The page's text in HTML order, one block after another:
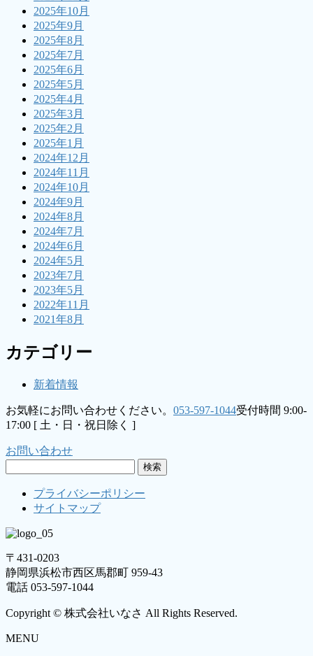
2025年10月
2025年9月
2025年8月
2025年7月
2025年6月
2025年5月
2025年4月
2025年3月
2025年2月
2025年1月
2024年12月
2024年11月
2024年10月
2024年9月
2024年8月
2024年7月
2024年6月
2024年5月
2023年7月
2023年5月
2022年11月
2021年8月
カテゴリー
新着情報
お気軽にお問い合わせください。 053-597-1044受付時間 9:00-
17:00 [ 土・日・祝日除く ]
お問い合わせ
プライバシーポリシー
サイトマップ
〒431-0203
静岡県浜松市西区馬郡町 959-43
電話 053-597-1044
Copyright © 株式会社いなさ All Rights Reserved.
MENU